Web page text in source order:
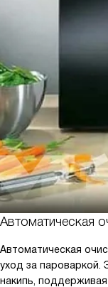
Автоматическая
Автоматическая
уход за пароваркой.
накипь,